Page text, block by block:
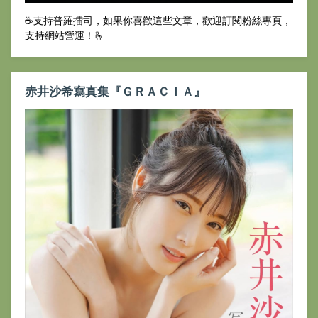
☕️支持普羅擂司，如果你喜歡這些文章，歡迎訂閱粉絲專頁，
支持網站營運！🫰
赤井沙希寫真集『ＧＲＡＣＩＡ』